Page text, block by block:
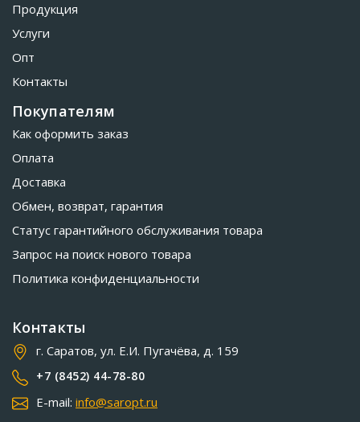
Продукция
Услуги
Опт
Контакты
Покупателям
Как оформить заказ
Оплата
Доставка
Обмен, возврат, гарантия
Статус гарантийного обслуживания товара
Запрос на поиск нового товара
Политика конфиденциальности
Контакты
г. Саратов, ул. Е.И. Пугачёва, д. 159
+7 (8452) 44-78-80
E-mail: info@saropt.ru